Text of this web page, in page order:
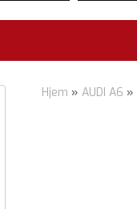
Hjem » AUDI A6 »